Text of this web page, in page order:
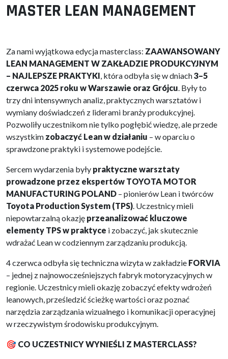
MASTER LEAN MANAGEMENT
Za nami wyjątkowa edycja masterclass: ZAAWANSOWANY
LEAN MANAGEMENT W ZAKŁADZIE PRODUKCYJNYM
– NAJLEPSZE PRAKTYKI, która odbyła się w dniach3–5
czerwca 2025 roku w Warszawie oraz Grójcu. Były to
trzy dni intensywnych analiz, praktycznych warsztatów i
wymiany doświadczeń z liderami branży produkcyjnej.
Pozwoliły uczestnikom nie tylko pogłębić wiedzę, ale przede
wszystkim zobaczyć Lean w działaniu – w oparciu o
sprawdzone praktyki i systemowe podejście.
Sercem wydarzenia były praktyczne warsztaty
prowadzone przez ekspertów TOYOTA MOTOR
MANUFACTURING POLAND – pionierów Lean i twórców
Toyota Production System (TPS). Uczestnicy mieli
niepowtarzalną okazję przeanalizować kluczowe
elementy TPS w praktyce i zobaczyć, jak skutecznie
wdrażać Lean w codziennym zarządzaniu produkcją.
4 czerwca odbyła się techniczna wizyta w zakładzie FORVIA
– jednej z najnowocześniejszych fabryk motoryzacyjnych w
regionie. Uczestnicy mieli okazję zobaczyć efekty wdrożeń
leanowych, prześledzić ścieżkę wartości oraz poznać
narzędzia zarządzania wizualnego i komunikacji operacyjnej
w rzeczywistym środowisku produkcyjnym.
🎯 CO UCZESTNICY WYNIEŚLI Z MASTERCLASS?